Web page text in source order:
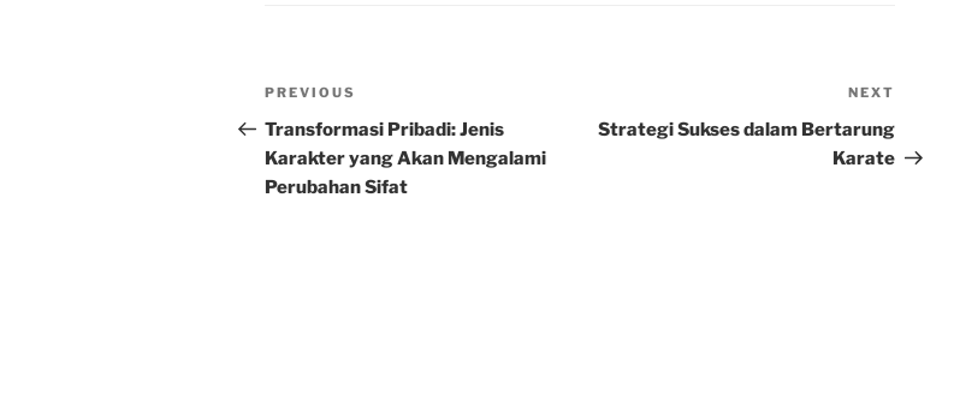
Post
navigation
Previous
Post
PREVIOUS
Transformasi Pribadi: Jenis
Karakter yang Akan Mengalami
Perubahan Sifat
Post
NEXT
Strategi Sukses dalam Bertarung
Karate